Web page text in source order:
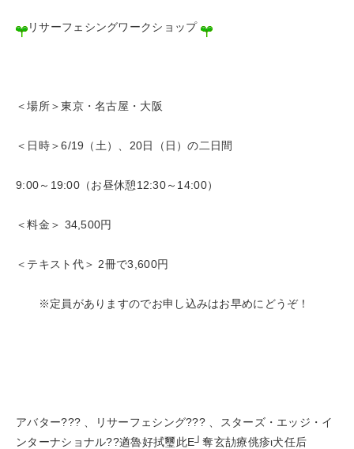
リサーフェシングワークショップ
＜場所＞東京・名古屋・大阪
＜日時＞6/19（土）、20日（日）の二日間
9:00～19:00（お昼休憩12:30～14:00）
＜料金＞ 34,500円
＜テキスト代＞ 2冊で3,600円
※定員がありますのでお申し込みはお早めにどうぞ！
アバター??? 、リサーフェシング??? 、スターズ・エッジ・イ
ンターナショナル??遒魯好拭璽此Ε┘奪玄劼療佻疹ι犬任后